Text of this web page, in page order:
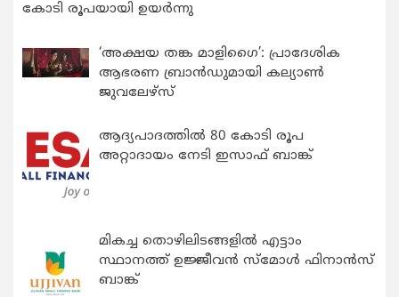
കോടി രൂപയായി ഉയർന്നു
‘അക്ഷയ തങ്ക മാളിഗൈ’: പ്രാദേശിക
ആഭരണ ബ്രാന്‍ഡുമായി കല്യാണ്‍
ജുവലേഴ്‌സ്
ആദ്യപാദത്തിൽ 80 കോടി രൂപ
അറ്റാദായം നേടി ഇസാഫ് ബാങ്ക്
മികച്ച തൊഴിലിടങ്ങളിൽ എട്ടാം
സ്ഥാനത്ത് ഉജ്ജീവൻ സ്മോൾ ഫിനാൻസ്
ബാങ്ക്